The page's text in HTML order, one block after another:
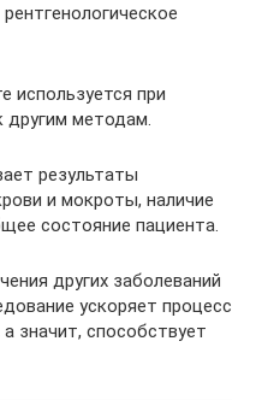
используется при
другим методам.
результаты
и мокроты, наличие
состояние пациента.
других заболеваний
ускоряет процесс
значит, способствует